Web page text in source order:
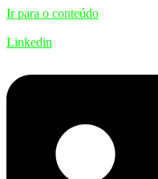
Ir para o conteúdo
Linkedin